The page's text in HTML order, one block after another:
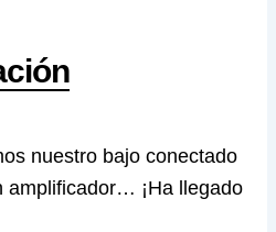
nuestro bajo conectado
amplificador… ¡Ha llegado